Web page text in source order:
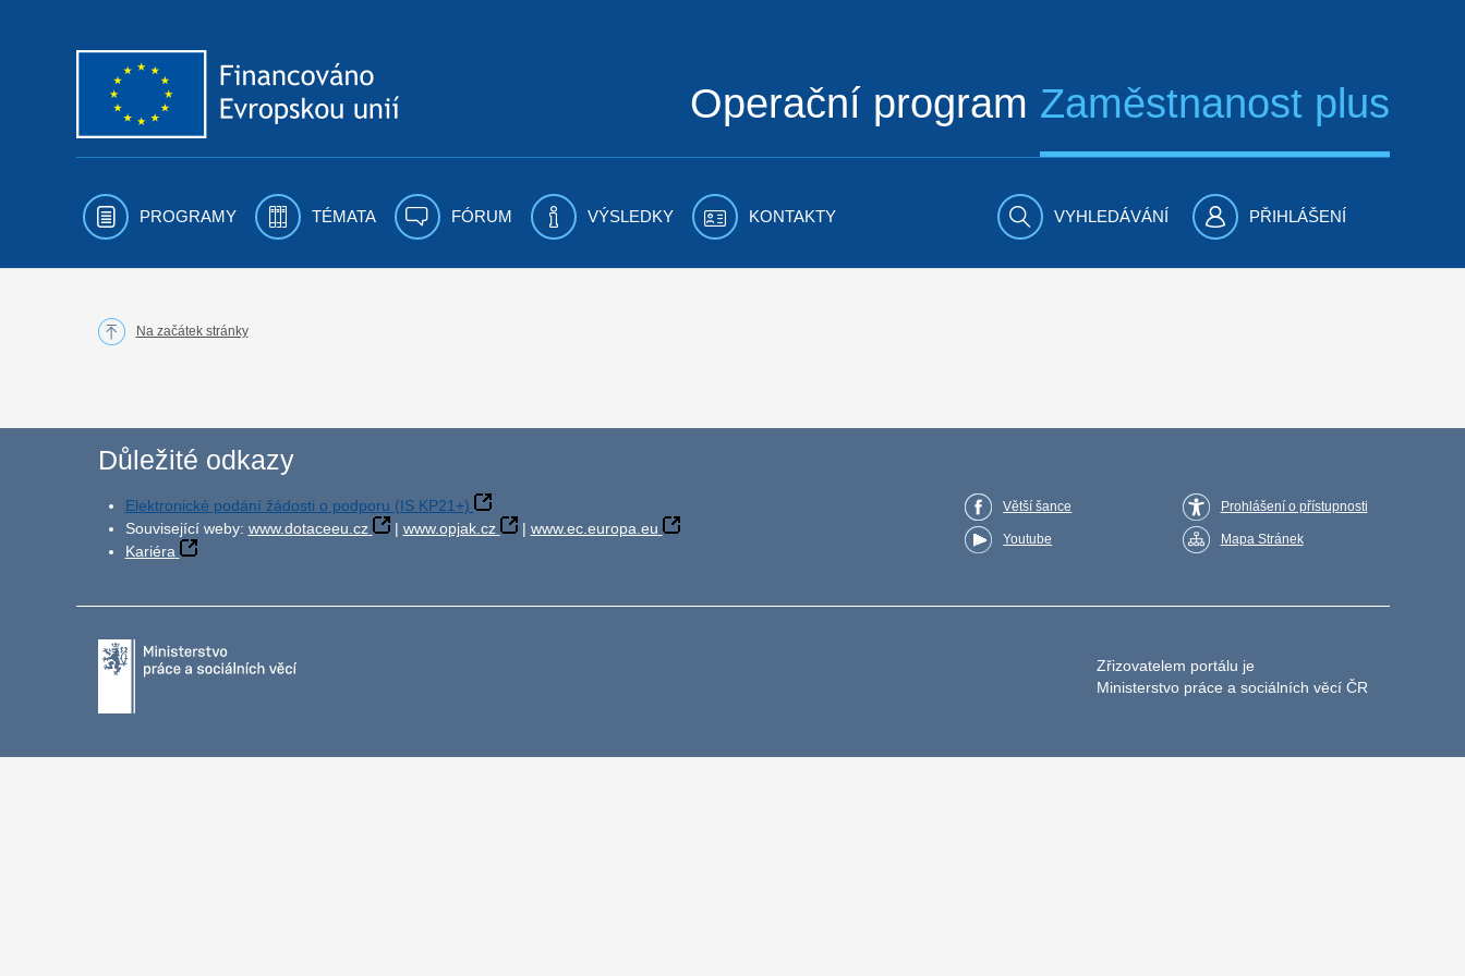
Operační program Zaměstnanost plus
PROGRAMY TÉMATA FÓRUM VÝSLEDKY KONTAKTY VYHLEDÁVÁNÍ PŘIHLÁŠENÍ
Na začátek stránky
Důležité odkazy
Elektronické podání žádosti o podporu (IS KP21+)
Související weby: www.dotaceeu.cz | www.opjak.cz | www.ec.europa.eu
Kariéra
Větší šance
Youtube
Prohlášení o přístupnosti
Mapa Stránek
Zřizovatelem portálu je
Ministerstvo práce a sociálních věcí ČR